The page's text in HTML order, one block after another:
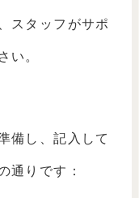
スタッフがサポ
い。
備し、記入して
通りです：